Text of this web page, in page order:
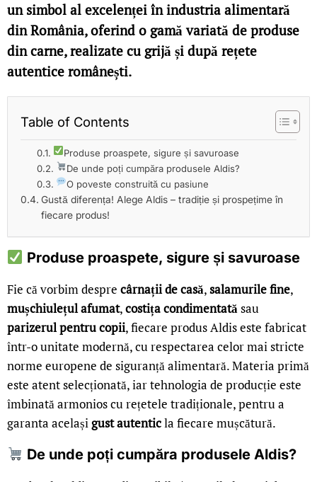
un simbol al excelenței în industria alimentară
din România, oferind o gamă variată de produse
din carne, realizate cu grijă și după rețete
autentice românești.
Table of Contents
Produse proaspete, sigure și savuroase
De unde poți cumpăra produsele Aldis?
O poveste construită cu pasiune
Gustă diferența! Alege Aldis – tradiție și prospețime în
fiecare produs!
Produse proaspete, sigure și savuroase
Fie că vorbim despre cârnații de casă,salamurile fine,
mușchiulețul afumat,costița condimentatăsau
parizerul pentru copii, fiecare produs Aldis este fabricat
într-o unitate modernă, cu respectarea celor mai stricte
norme europene de siguranță alimentară. Materia primă
este atent selecționată, iar tehnologia de producție este
îmbinată armonios cu rețetele tradiționale, pentru a
garanta acelașigust autenticla fiecare mușcătură.
De unde poți cumpăra produsele Aldis?